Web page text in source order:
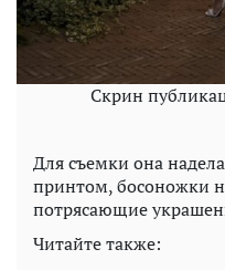
Скрин
Для съемки она
принтом, босоножки
потрясающие
Читайте также: